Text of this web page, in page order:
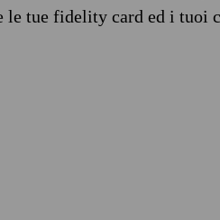
tue fidelity card ed i tuoi